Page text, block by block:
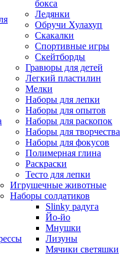
бокса
Ледянки
Обручи Хулахуп
Скакалки
Спортивные игры
Скейтборды
Гравюры для детей
Легкий пластилин
Мелки
Наборы для лепки
Наборы для опытов
Наборы для раскопок
Наборы для творчества
Наборы для фокусов
Полимерная глина
Раскраски
Тесто для лепки
Игрушечные животные
Наборы солдатиков
Slinky радуга
Йо-йо
Мнушки
Лизуны
Мячики светяшки